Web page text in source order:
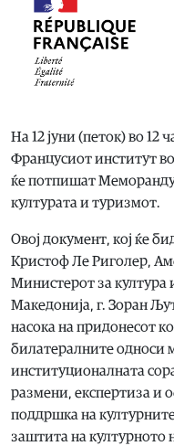
На 12 јуни (петок) во 12
Францусиот институт
ќе потпишат
културата и туризмот.
Овој документ, кој ќе
Кристоф Ле Риголер,
Министерот за култура
Македонија, г. Зоран
насока на придонесот
билатералните односи
институционалната
размени, експертиза и
поддршка на
заштита на културното